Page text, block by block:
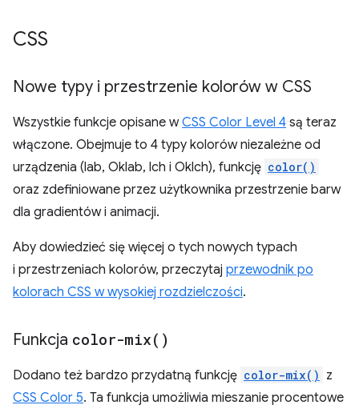
CSS
Nowe typy i przestrzenie kolorów w CSS
Wszystkie funkcje opisane wCSS Color Level 4 są teraz
włączone. Obejmuje to 4 typy kolorów niezależne od
urządzenia (lab, Oklab, lch i Oklch), funkcję color()
oraz zdefiniowane przez użytkownika przestrzenie barw
dla gradientów i animacji.
Aby dowiedzieć się więcej o tych nowych typach
i przestrzeniach kolorów, przeczytaj przewodnik po
kolorach CSS w wysokiej rozdzielczości.
Funkcja color-mix( )
Dodano też bardzo przydatną funkcję color-mix() z
CSS Color 5. Ta funkcja umożliwia mieszanie procentowe